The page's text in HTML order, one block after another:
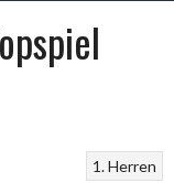
1. Herren